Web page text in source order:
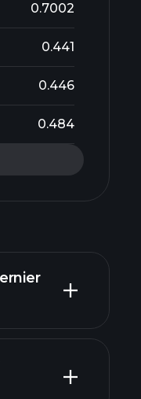
0.7002
0.441
0.446
0.484